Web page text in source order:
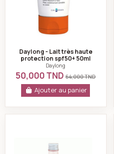
Daylong - Lait très haute
protection spf50+ 50ml
Daylong
50,000 TND64,000 TND
Ajouter au panier
Aloha by